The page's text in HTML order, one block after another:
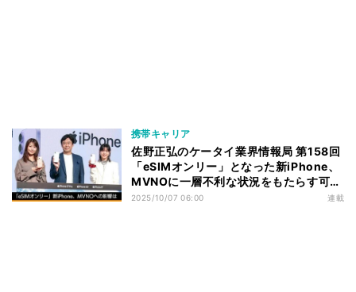
携帯キャリア
佐野正弘のケータイ業界情報局 第158回
「eSIMオンリー」となった新iPhone、
MVNOに一層不利な状況をもたらす可能
性も
2025/10/07 06:00 連載